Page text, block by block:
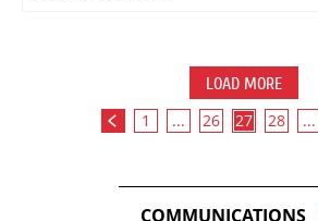
LOAD MORE
1 ... 26 27 28 ...
COMMUNICATIONS